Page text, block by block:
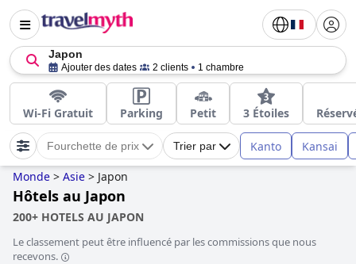
Japon
Ajouter des dates 2 clients 1 chambre
Wi-Fi Gratuit Parking Petit 3 Étoiles
Fourchette de prix Trier par Kanto Kansai
Monde > Asie > Japon
Hôtels au Japon
200+ HOTELS AU JAPON
Le classement peut être influencé par les commissions que nous
recevons.